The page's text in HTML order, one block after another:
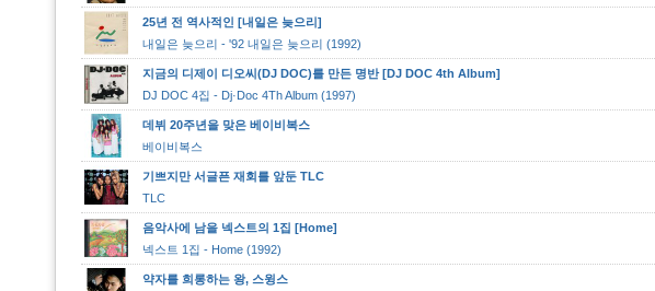
25년 전 역사적인 [내일은 늦으리]
내일은 늦으리 - '92 내일은 늦으리 (1992)
지금의 디제이 디오씨(DJ DOC)를 만든 명반 [DJ DOC 4th Album]
DJ DOC 4집 - Dj·Doc 4Th Album (1997)
데뷔 20주년을 맞은 베이비복스
베이비복스
기쁘지만 서글픈 재회를 앞둔 TLC
TLC
음악사에 남을 넥스트의 1집 [Home]
넥스트 1집 - Home (1992)
약자를 희롱하는 왕, 스윙스